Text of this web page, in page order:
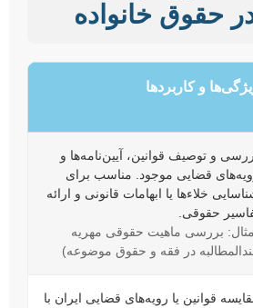
حقوق خانواده
و کاربردها
و توصیف قوانین، آیین‌نامه‌ها و
قضایی موجود. مناسب برای
خلاءها یا ابهامات قانونی و ارائه
حقوقی.
بررسی ماهیت حقوقی مهریه
در فقه و حقوق موضوعه)
قوانین یا رویه‌های قضایی ایران با